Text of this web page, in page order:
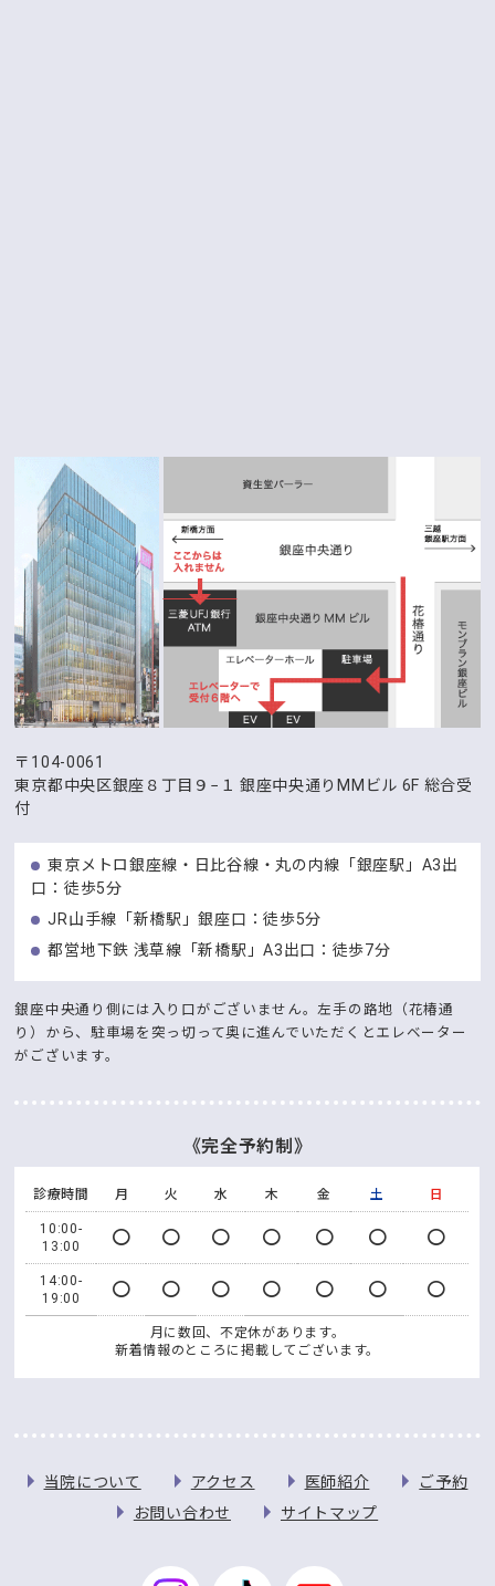
〒104-0061
東京都中央区銀座８丁目９−１ 銀座中央通りMMビル 6F 総合受
付
東京メトロ銀座線・日比谷線・丸の内線「銀座駅」A3出
口：徒歩5分
JR山手線「新橋駅」銀座口：徒歩5分
都営地下鉄 浅草線「新橋駅」A3出口：徒歩7分
銀座中央通り側には入り口がございません。左手の路地（花椿通
り）から、駐車場を突っ切って奥に進んでいただくとエレベーター
がございます。
《完全予約制》
診療時間 月 火 水 木 金 土 日
10:00-
13:00
〇 〇 〇 〇 〇 〇 〇
14:00-
19:00
〇 〇 〇 〇 〇 〇 〇
月に数回、不定休があります。
新着情報のところに掲載してございます。
当院について アクセス 医師紹介
ご予約
お問い合わせ
サイトマップ